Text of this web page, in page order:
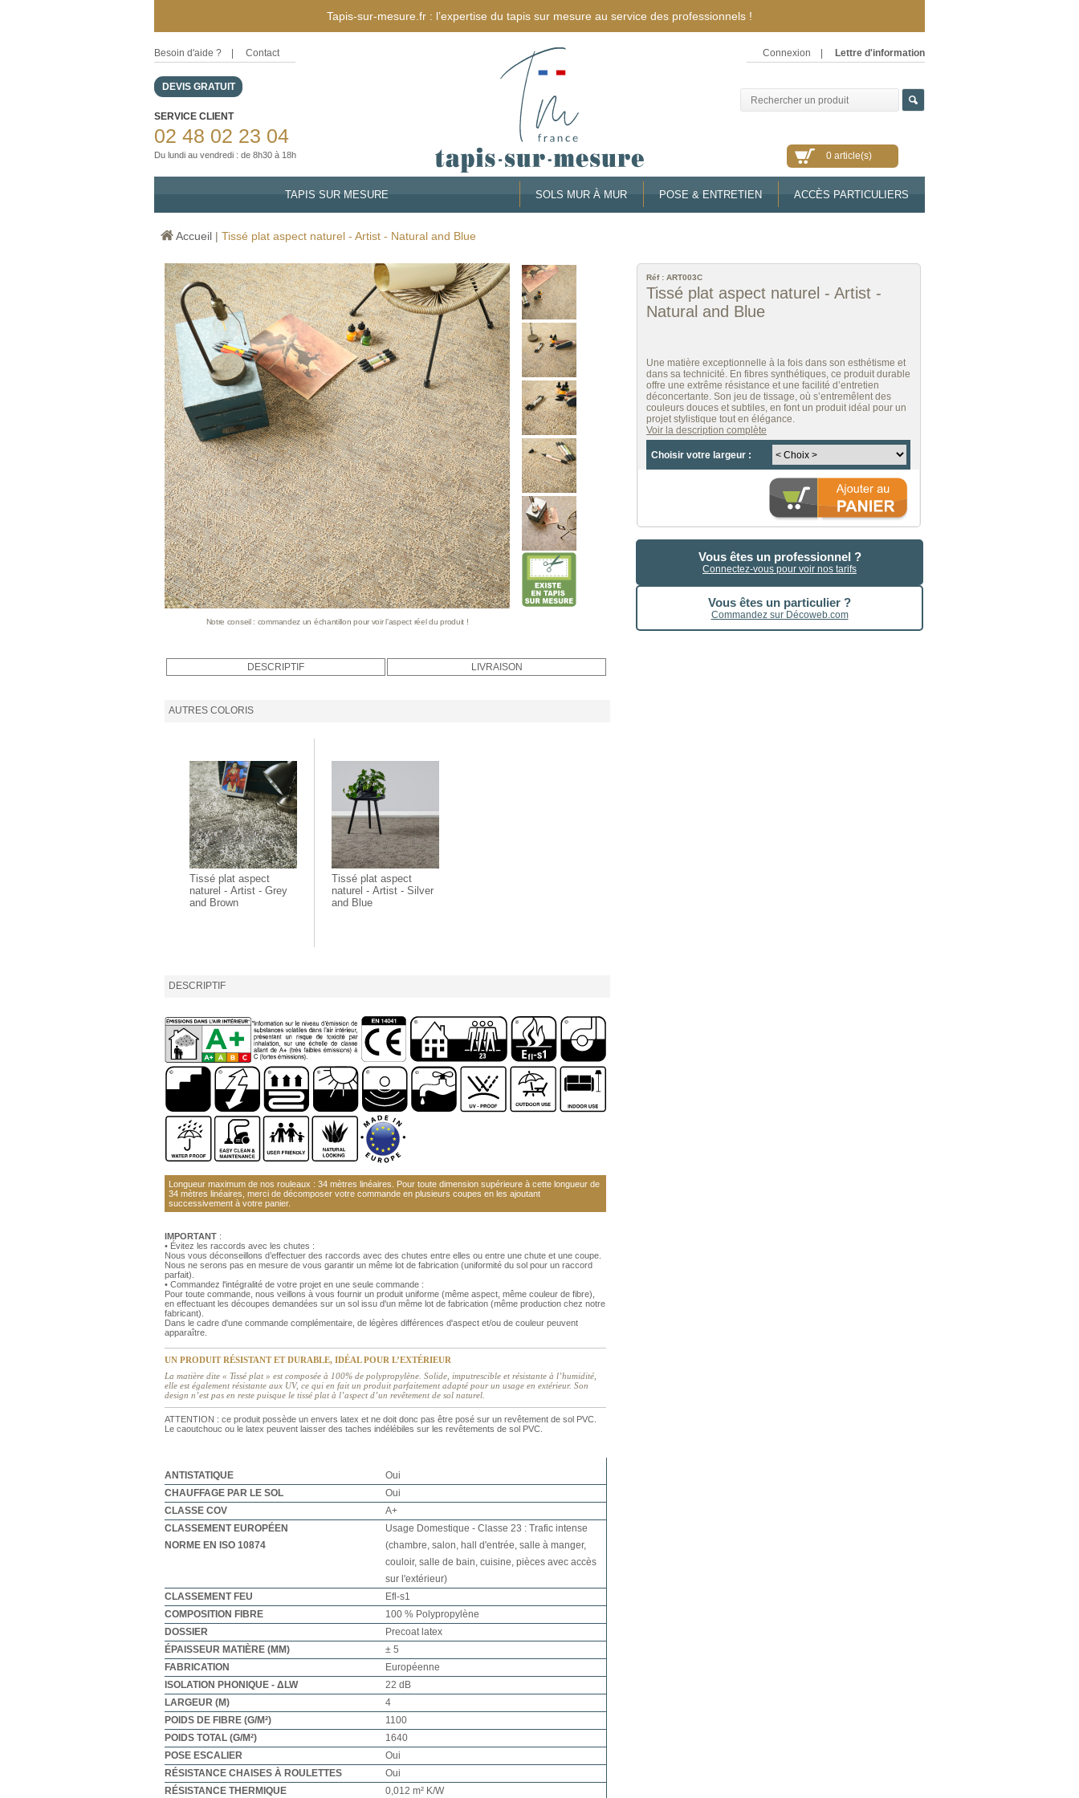
Tapis-sur-mesure.fr : l’expertise du tapis sur mesure au service des professionnels !
Besoin d'aide ? Contact
DEVIS GRATUIT
Connexion Lettre d'information
SERVICE CLIENT
02 48 02 23 04
Du lundi au vendredi : de 8h30 à 18h 0 article(s)
TAPIS SUR MESURE SOLS MUR À MUR POSE & ENTRETIEN ACCÈS PARTICULIERS
Accueil | Tissé plat aspect naturel - Artist - Natural and Blue
Réf : ART003C
Tissé plat aspect naturel - Artist -
Natural and Blue
Une matière exceptionnelle à la fois dans son esthétisme et
dans sa technicité. En fibres synthétiques, ce produit durable
offre une extrême résistance et une facilité d’entretien
déconcertante. Son jeu de tissage, où s’entremêlent des
couleurs douces et subtiles, en font un produit idéal pour un
projet stylistique tout en élégance.
Voir la description complète
Choisir votre largeur :
Vous êtes un professionnel ?
Connectez-vous pour voir nos tarifs
Vous êtes un particulier ?
Commandez sur Décoweb.com
Notre conseil : commandez un échantillon pour voir l’aspect réel du produit !
DESCRIPTIF LIVRAISON
AUTRES COLORIS
Tissé plat aspect
naturel - Artist - Grey
and Brown
Tissé plat aspect
naturel - Artist - Silver
and Blue
DESCRIPTIF
Longueur maximum de nos rouleaux : 34 mètres linéaires. Pour toute dimension supérieure à cette longueur de
34 mètres linéaires, merci de décomposer votre commande en plusieurs coupes en les ajoutant
successivement à votre panier.
IMPORTANT :
• Évitez les raccords avec les chutes :
Nous vous déconseillons d’effectuer des raccords avec des chutes entre elles ou entre une chute et une coupe.
Nous ne serons pas en mesure de vous garantir un même lot de fabrication (uniformité du sol pour un raccord
parfait).
• Commandez l'intégralité de votre projet en une seule commande :
Pour toute commande, nous veillons à vous fournir un produit uniforme (même aspect, même couleur de fibre),
en effectuant les découpes demandées sur un sol issu d'un même lot de fabrication (même production chez notre
fabricant).
Dans le cadre d'une commande complémentaire, de légères différences d'aspect et/ou de couleur peuvent
apparaître.
UN PRODUIT RÉSISTANT ET DURABLE, IDÉAL POUR L’EXTÉRIEUR
La matière dite « Tissé plat » est composée à 100% de polypropylène. Solide, imputrescible et résistante à l’humidité,
elle est également résistante aux UV, ce qui en fait un produit parfaitement adapté pour un usage en extérieur. Son
design n’est pas en reste puisque le tissé plat à l’aspect d’un revêtement de sol naturel.
ATTENTION : ce produit possède un envers latex et ne doit donc pas être posé sur un revêtement de sol PVC.
Le caoutchouc ou le latex peuvent laisser des taches indélébiles sur les revêtements de sol PVC.
ANTISTATIQUE
Oui
CHAUFFAGE PAR LE SOL
Oui
CLASSE COV
A+
CLASSEMENT EUROPÉEN
NORME EN ISO 10874
Usage Domestique - Classe 23 : Trafic intense
(chambre, salon, hall d'entrée, salle à manger,
couloir, salle de bain, cuisine, pièces avec accès
sur l'extérieur)
CLASSEMENT FEU
Efl-s1
COMPOSITION FIBRE
100 % Polypropylène
DOSSIER
Precoat latex
ÉPAISSEUR MATIÈRE (MM)
± 5
FABRICATION
Européenne
ISOLATION PHONIQUE - ΔLW
22 dB
LARGEUR (M)
4
POIDS DE FIBRE (G/M²)
1100
POIDS TOTAL (G/M²)
1640
POSE ESCALIER
Oui
RÉSISTANCE CHAISES À ROULETTES
Oui
RÉSISTANCE THERMIQUE
0,012 m² K/W